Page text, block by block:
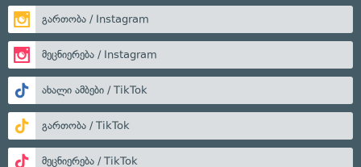
გართობა / Instagram
მეცნიერება / Instagram
ახალი ამბები / TikTok
გართობა / TikTok
მეცნიერება / TikTok